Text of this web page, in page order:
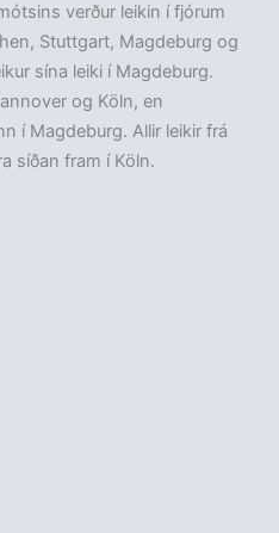
verður leikin í fjórum
Stuttgart, Magdeburg og
sína leiki í Magdeburg.
og Köln, en
í Magdeburg. Allir leikir frá
síðan fram í Köln.